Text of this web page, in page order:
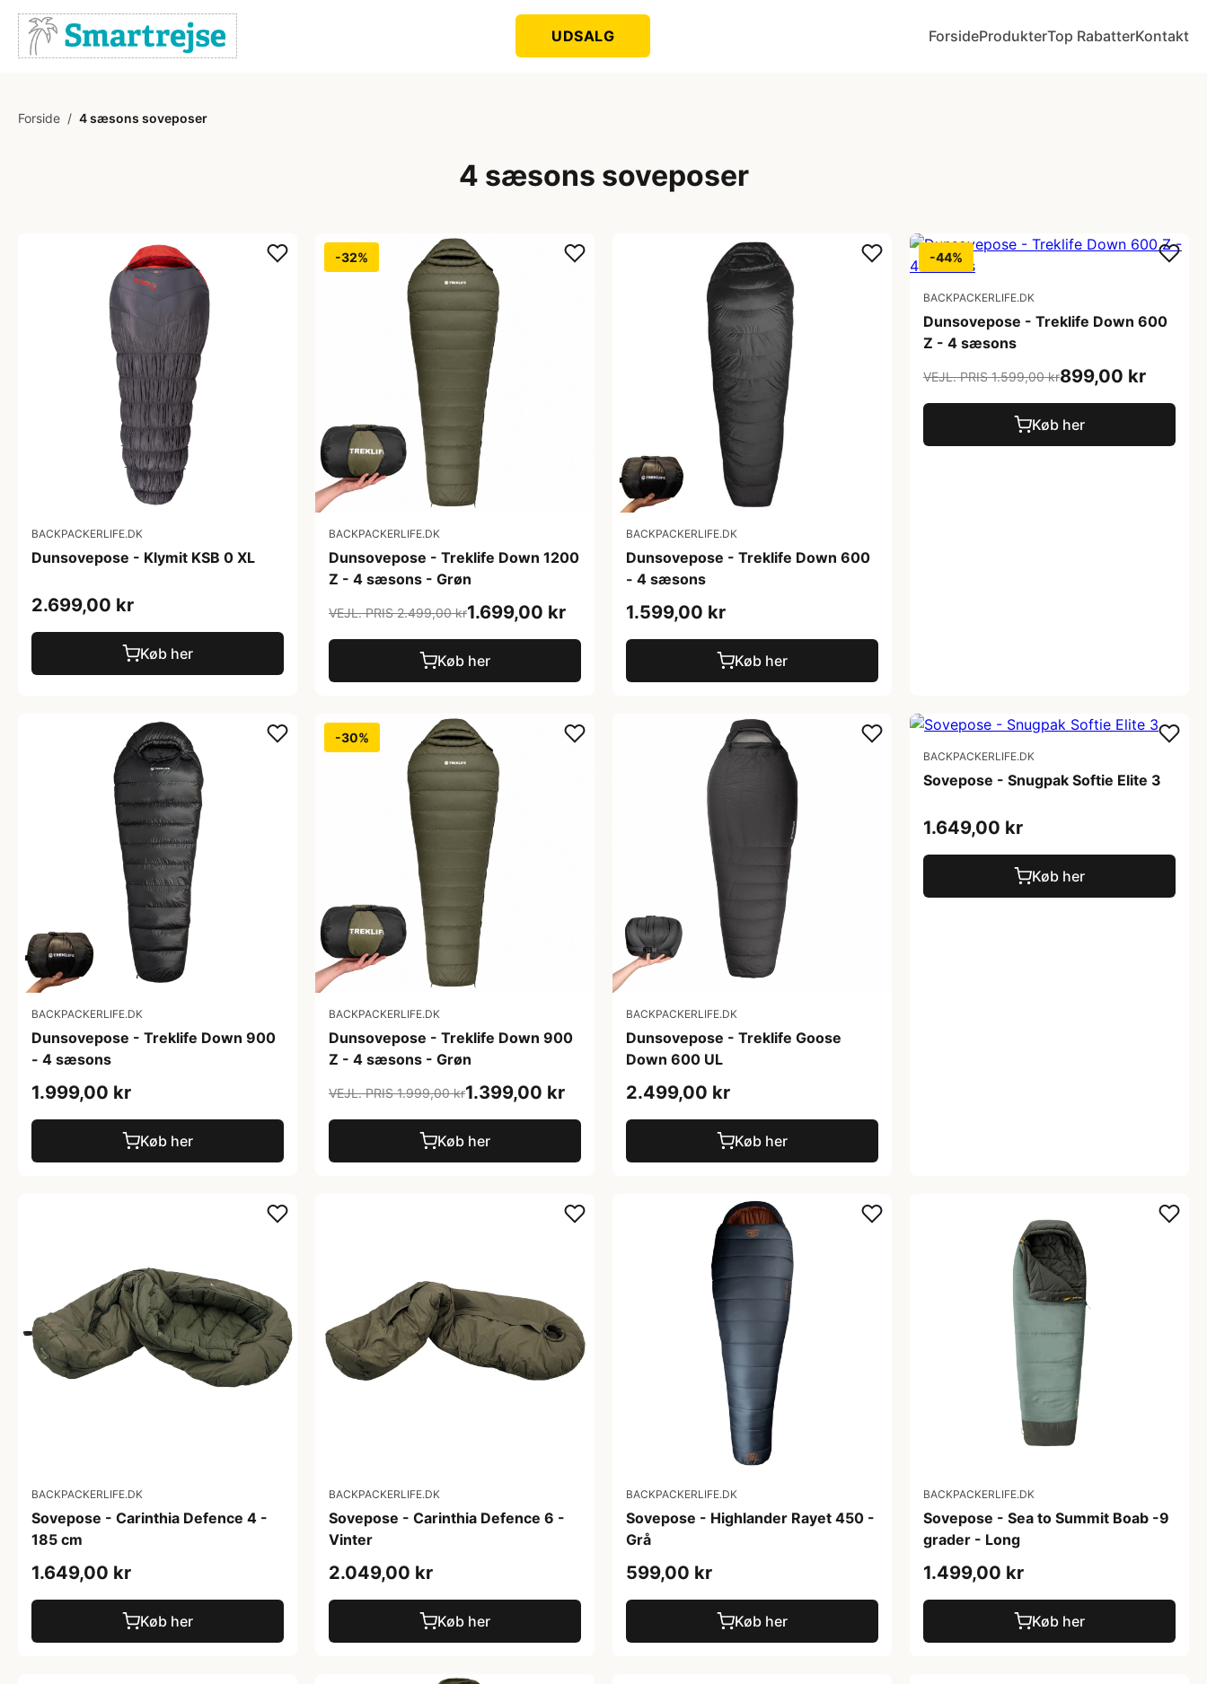
UDSALG ForsideProdukterTop RabatterKontakt
Forside / 4 sæsons soveposer
4 sæsons soveposer
BACKPACKERLIFE.DK
Dunsovepose - Klymit KSB 0 XL
2.699,00 kr
Køb her
-32%
BACKPACKERLIFE.DK
Dunsovepose - Treklife Down 1200
Z - 4 sæsons - Grøn
VEJL. PRIS 2.499,00 kr1.699,00 kr
Køb her
BACKPACKERLIFE.DK
Dunsovepose - Treklife Down 600
- 4 sæsons
1.599,00 kr
Køb her
-44%
BACKPACKERLIFE.DK
Dunsovepose - Treklife Down 600
Z - 4 sæsons
VEJL. PRIS 1.599,00 kr899,00 kr
Køb her
BACKPACKERLIFE.DK
Dunsovepose - Treklife Down 900
- 4 sæsons
1.999,00 kr
Køb her
-30%
BACKPACKERLIFE.DK
Dunsovepose - Treklife Down 900
Z - 4 sæsons - Grøn
VEJL. PRIS 1.999,00 kr1.399,00 kr
Køb her
BACKPACKERLIFE.DK
Dunsovepose - Treklife Goose
Down 600 UL
2.499,00 kr
Køb her
BACKPACKERLIFE.DK
Sovepose - Snugpak Softie Elite 3
1.649,00 kr
Køb her
BACKPACKERLIFE.DK
Sovepose - Carinthia Defence 4 -
185 cm
1.649,00 kr
Køb her
BACKPACKERLIFE.DK
Sovepose - Carinthia Defence 6 -
Vinter
2.049,00 kr
Køb her
BACKPACKERLIFE.DK
Sovepose - Highlander Rayet 450 -
Grå
599,00 kr
Køb her
BACKPACKERLIFE.DK
Sovepose - Sea to Summit Boab -9
grader - Long
1.499,00 kr
Køb her